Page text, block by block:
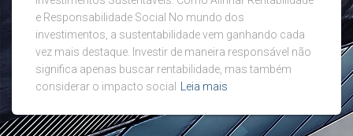
e Responsabilidade Social No mundo dos
investimentos, a sustentabilidade vem ganhando cada
vez mais destaque. Investir de maneira responsável não
significa apenas buscar rentabilidade, mas também
considerar o impacto social
Leia mais